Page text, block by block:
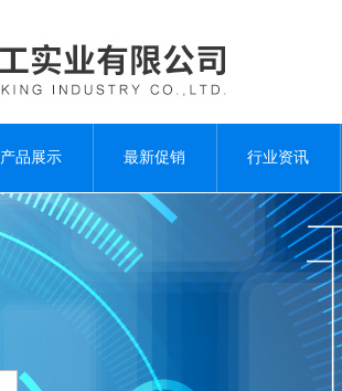
产品展示 最新促销 行业资讯